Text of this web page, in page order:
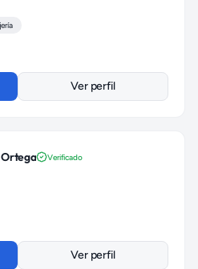
Ver perfil
Verificado
Ver perfil